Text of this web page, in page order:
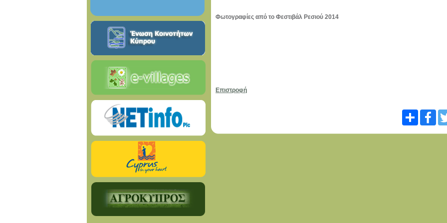
Φωτογραφίες από το Φεστιβάλ Ρεσιού 2014
Επιστροφή
Share